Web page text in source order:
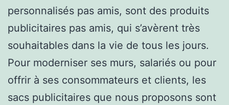
personnalisés pas amis, sont des produits
publicitaires pas amis, qui s’avèrent très
souhaitables dans la vie de tous les jours.
Pour moderniser ses murs, salariés ou pour
offrir à ses consommateurs et clients, les
sacs publicitaires que nous proposons sont